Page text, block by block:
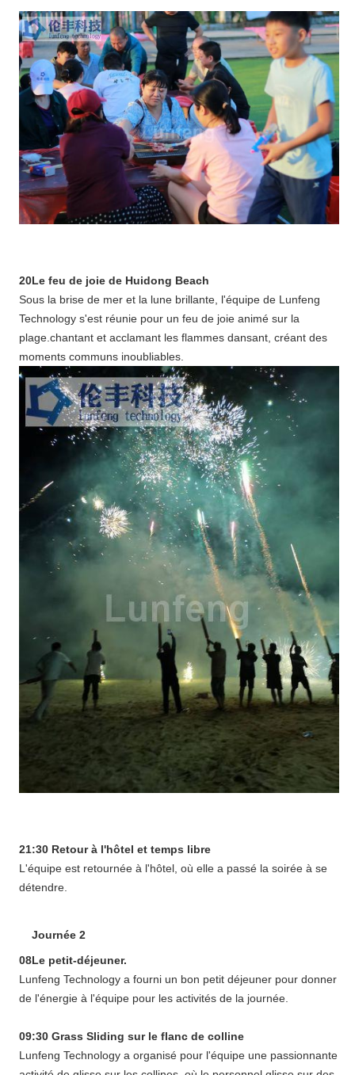
20Le feu de joie de Huidong Beach
Sous la brise de mer et la lune brillante, l'équipe de Lunfeng
Technology s'est réunie pour un feu de joie animé sur la
plage.chantant et acclamant les flammes dansant, créant des
moments communs inoubliables.
21:30 Retour à l'hôtel et temps libre
L'équipe est retournée à l'hôtel, où elle a passé la soirée à se
détendre.
Journée 2
08Le petit-déjeuner.
Lunfeng Technology a fourni un bon petit déjeuner pour donner
de l'énergie à l'équipe pour les activités de la journée.
09:30 Grass Sliding sur le flanc de colline
Lunfeng Technology a organisé pour l'équipe une passionnante